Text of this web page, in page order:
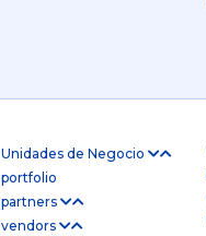
Unidades de Negocio
portfolio
partners
vendors